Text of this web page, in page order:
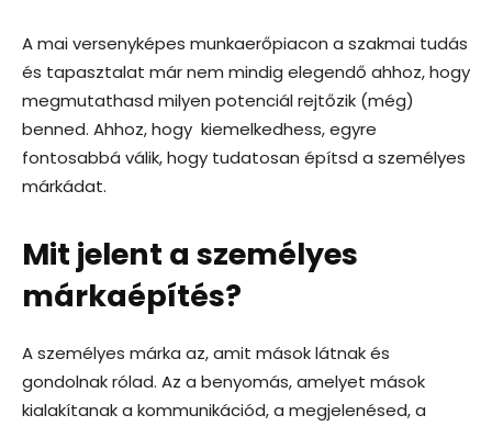
A mai versenyképes munkaerőpiacon a szakmai tudás
és tapasztalat már nem mindig elegendő ahhoz, hogy
megmutathasd milyen potenciál rejtőzik (még)
benned. Ahhoz, hogy kiemelkedhess, egyre
fontosabbá válik, hogy tudatosan építsd a személyes
márkádat.
Mit jelent a személyes
márkaépítés?
A személyes márka az, amit mások látnak és
gondolnak rólad. Az a benyomás, amelyet mások
kialakítanak a kommunikációd, a megjelenésed, a